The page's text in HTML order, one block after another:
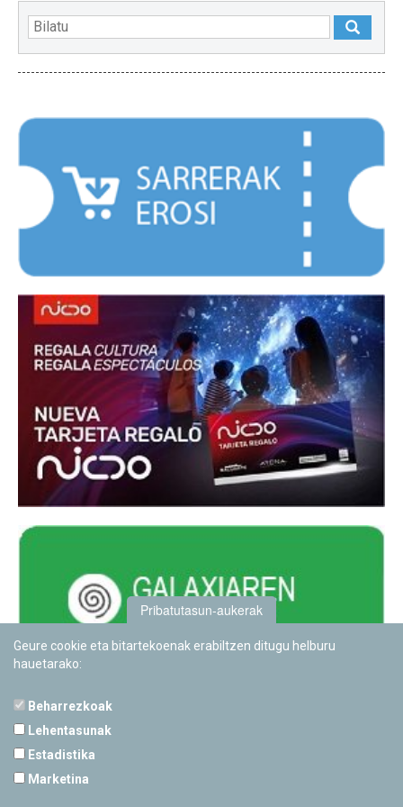
Pribatutasun-aukerak
Geure cookie eta bitartekoenak erabiltzen ditugu helburu
hauetarako:
Beharrezkoak
Lehentasunak
Estadistika
Marketina